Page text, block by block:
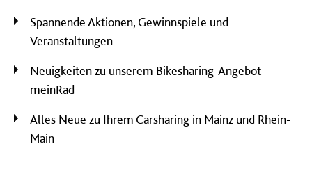
Spannende Aktionen, Gewinnspiele und
Veranstaltungen
Neuigkeiten zu unserem Bikesharing-Angebot
meinRad
Alles Neue zu Ihrem Carsharing in Mainz und Rhein-
Main